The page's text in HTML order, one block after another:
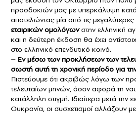
προσδοκιών μας με υπερκάλυψη
αποτελώντας μία από τις
εταιρικών ομολόγωνστην ελληνική
και η δεύτερη έκδοση θα έχει
στο ελληνικό επενδυτικό κοινό.
– Εν μέσω των προκλήσεων των
σωστή αυτή τη χρονική περίοδο για
Πιστεύουμε ότι ακριβώς λόγω των
τελευταίων μηνών, όσον αφορά τη
κατάλληλη στιγμή. Ιδιαίτερα μετά την
Ουκρανία, οι συσχετισμοί αλλάζουν